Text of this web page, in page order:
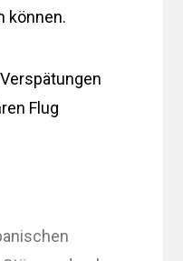
können.
Flug